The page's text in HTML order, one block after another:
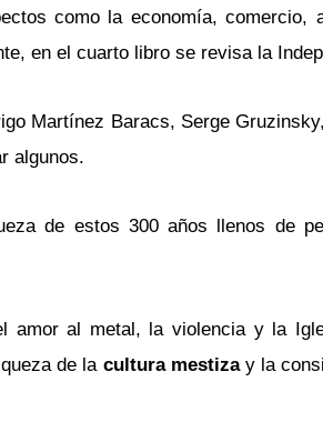
como la economía, comercio,
en el cuarto libro se revisa la
Martínez Baracs, Serge
algunos.
de estos 300 años llenos de
amor al metal, la violencia y la
de lacultura mestiza y la